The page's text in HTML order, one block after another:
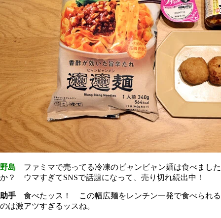
野島 ファミマで売ってる冷凍のビャンビャン麺は食べました
か？ ウマすぎてSNSで話題になって、売り切れ続出中！
助手 食べたッス！ この幅広麺をレンチン一発で食べられる
のは激アツすぎるッスね。